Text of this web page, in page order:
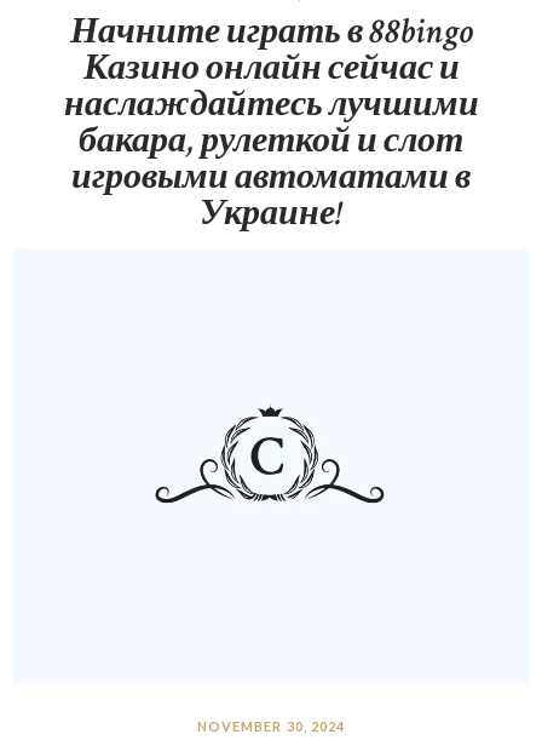
Начните играть в 88bingo
Казино онлайн сейчас и
наслаждайтесь лучшими
бакара, рулеткой и слот
игровыми автоматами в
Украине!
NOVEMBER 30, 2024